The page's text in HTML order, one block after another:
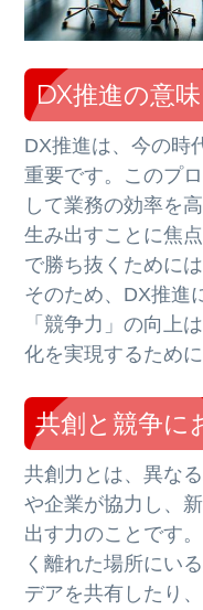
DX推進の意
DX推進は、今の時
重要です。このプ
して業務の効率を
生み出すことに焦
で勝ち抜くために
そのため、DX推進
「競争力」の向上
化を実現するため
共創と競争に
共創力とは、異な
や企業が協力し、
出す力のことです
く離れた場所にい
デアを共有したり